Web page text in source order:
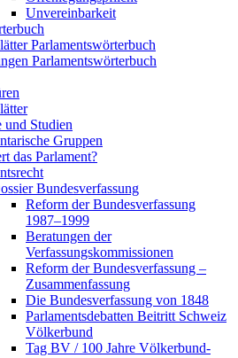
Unvereinbarkeit
Parlamentswörterbuch
Parlamentswörterbuch
und Studien
Gruppen
das Parlament?
Bundesverfassung
Reform der Bundesverfassung
1987–1999
Beratungen der
Verfassungskommissionen
Reform der Bundesverfassung –
Zusammenfassung
Die Bundesverfassung von 1848
Parlamentsdebatten Beitritt Schweiz
Völkerbund
Tag BV / 100 Jahre Völkerbund-